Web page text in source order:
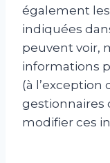
également
indiquées
peuvent voir,
informations
(à l’exception
gestionnaires
modifier ces